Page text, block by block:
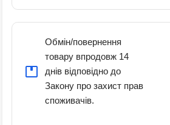
Обмін/повернення
товару впродовж 14
днів відповідно до
Закону про захист прав
споживачів.